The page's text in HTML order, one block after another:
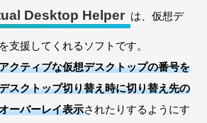
Desktop Helper は、仮想デ
支援してくれるソフトです。
クティブな仮想デスクトップの番号を
スクトップ切り替え時に切り替え先の
ーバーレイ表示されたりするようにす